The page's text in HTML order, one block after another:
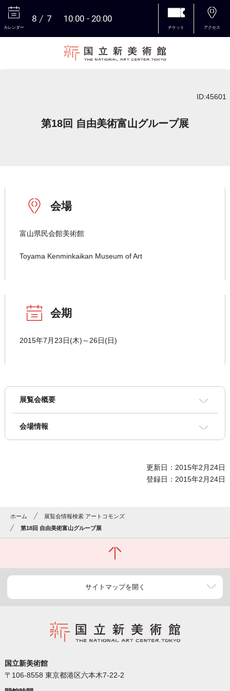
カレンダー
8 7 10:00 20:00
チケット アクセス
ID:45601
第18回 自由美術富山グループ展
会場
富山県民会館美術館
Toyama Kenminkaikan Museum of Art
会期
2015年7月23日(木)～26日(日)
展覧会概要
会場情報
更新日：2015年2月24日
登録日：2015年2月24日
ホーム
展覧会情報検索 アートコモンズ
第18回 自由美術富山グループ展
サイトマップを開く
国立新美術館
〒106-8558 東京都港区六本木7-22-2